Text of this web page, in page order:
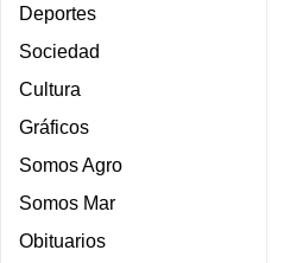
Deportes
Sociedad
Cultura
Gráficos
Somos Agro
Somos Mar
Obituarios